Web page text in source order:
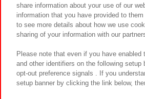
share information about your use of our
information that you have provided to
to see more details about how we use
sharing of your information with our
Please note that even if you have
and other identifiers on the following
opt-out preference signals . If you
setup banner by clicking the link below,